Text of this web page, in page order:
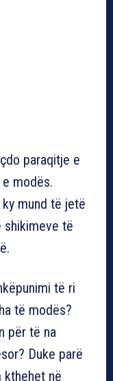
paraqitje e
modës.
mund të jetë
shikimeve të
të ri
të modës?
për të na
Duke parë
kthehet në